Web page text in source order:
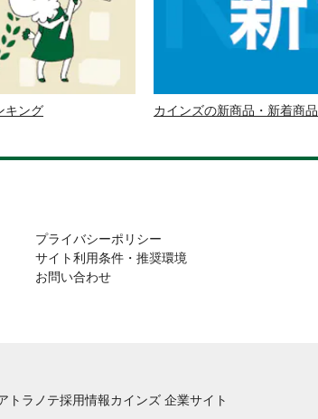
キング カインズの新商品・新着商品
プライバシーポリシー
サイト利用条件・推奨環境
お問い合わせ
トラノテ採用情報カインズ 企業サイト